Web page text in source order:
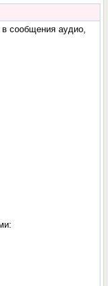
сообщения аудио,